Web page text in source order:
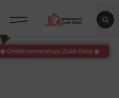
◉ Ondernemershuis Zuid-Oost ◉